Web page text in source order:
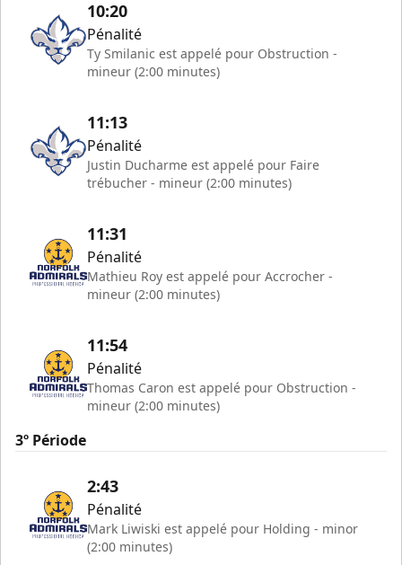
10:20
Pénalité
Ty Smilanic est appelé pour Obstruction -
mineur (2:00 minutes)
11:13
Pénalité
Justin Ducharme est appelé pour Faire
trébucher - mineur (2:00 minutes)
11:31
Pénalité
Mathieu Roy est appelé pour Accrocher -
mineur (2:00 minutes)
11:54
Pénalité
Thomas Caron est appelé pour Obstruction -
mineur (2:00 minutes)
3º Période
2:43
Pénalité
Mark Liwiski est appelé pour Holding - minor
(2:00 minutes)